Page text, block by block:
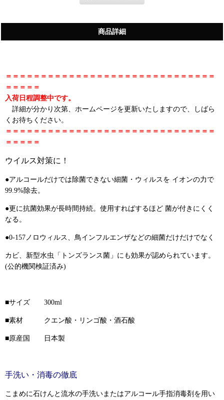
商品詳細
＝＝＝＝＝＝＝＝＝＝＝＝＝＝＝＝＝＝＝＝＝＝＝＝＝＝＝＝＝＝
＝＝＝＝＝
入荷日程調整中です。
詳細が分かり次第、ホームページを更新いたしますので、しばら
くお待ちください。
＝＝＝＝＝＝＝＝＝＝＝＝＝＝＝＝＝＝＝＝＝＝＝＝＝＝＝＝＝＝
＝＝＝＝＝
ウイルス対策に！
●アルコールだけでは除菌できない細菌・ウィルスを イオンの力で
99.9%除去。
●更に抗菌効果が長時間持続。使用すればするほど 菌が付きにくく
なる。
●0-157ノロウィルス、鳥インフルエンザなどの細菌だけだけでなく
カビ、新型水虫「トンズランス菌」にも効果が認められています。
(公的機関検証済み)
■サイズ 300ml
■素材 クエン酸・リンゴ酸・酒石酸
■原産国 日本製
手洗い・消毒の徹底
こまめに石けんと流水の手洗いまたはアルコール手指消毒剤を用い